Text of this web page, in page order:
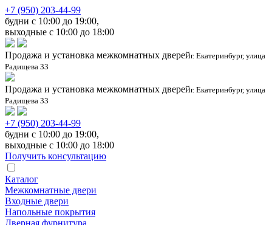
+7 (950) 203-44-99
будни с 10:00 до 19:00,
выходные с 10:00 до 18:00
Продажа и установка межкомнатных дверейг. Екатеринбург, улица
Радищева 33
Продажа и установка межкомнатных дверейг. Екатеринбург, улица
Радищева 33
+7 (950) 203-44-99
будни с 10:00 до 19:00,
выходные с 10:00 до 18:00
Получить консультацию
Каталог
Межкомнатные двери
Входные двери
Напольные покрытия
Дверная фурнитура